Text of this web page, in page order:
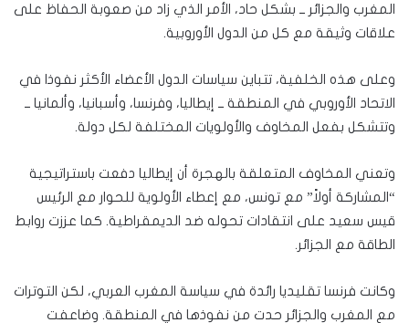
المغرب والجزائر ــ بشكل حاد، الأمر الذي زاد من صعوبة الحفاظ على
علاقات وثيقة مع كل من الدول الأوروبية.
وعلى هذه الخلفية، تتباين سياسات الدول الأعضاء الأكثر نفوذا في
الاتحاد الأوروبي في المنطقة ــ إيطاليا، وفرنسا، وأسبانيا، وألمانيا ــ
وتتشكل بفعل المخاوف والأولويات المختلفة لكل دولة.
وتعني المخاوف المتعلقة بالهجرة أن إيطاليا دفعت باستراتيجية
“المشاركة أولاً” مع تونس، مع إعطاء الأولوية للحوار مع الرئيس
قيس سعيد على انتقادات تحوله ضد الديمقراطية. كما عززت روابط
الطاقة مع الجزائر.
وكانت فرنسا تقليديا رائدة في سياسة المغرب العربي، لكن التوترات
مع المغرب والجزائر حدت من نفوذها في المنطقة. وضاعفت